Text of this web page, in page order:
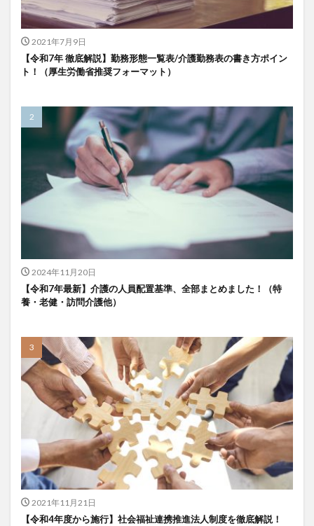
2021年7月9日
【令和7年 徹底解説】勤務形態一覧表/介護勤務表の書き方ポイン
ト！（厚生労働省推奨フォーマット）
2024年11月20日
【令和7年最新】介護の人員配置基準、全部まとめました！（特
養・老健・訪問介護他）
2021年11月21日
【令和4年度から施行】社会福祉連携推進法人制度を徹底解説！
検索